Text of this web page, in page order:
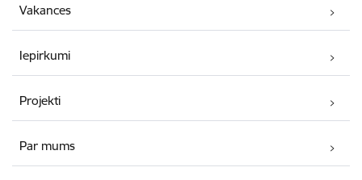
Vakances
Iepirkumi
Projekti
Par mums